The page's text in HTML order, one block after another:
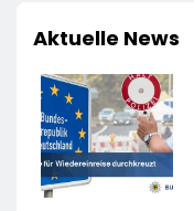
Aktuelle News